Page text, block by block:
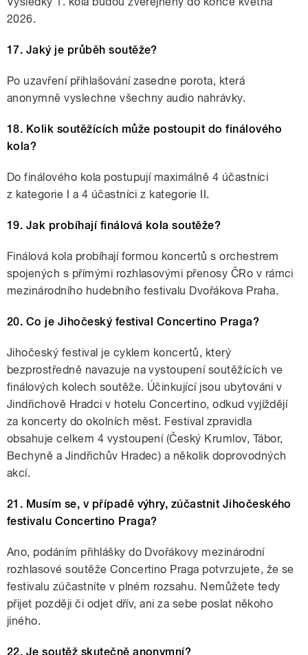
2026.
17. Jaký je průběh soutěže?
Po uzavření přihlašování zasedne porota, která
anonymně vyslechne všechny audio nahrávky.
18. Kolik soutěžících může postoupit do finálového
kola?
Do finálového kola postupují maximálně 4 účastníci
z kategorie I a 4 účastníci z kategorie II.
19. Jak probíhají finálová kola soutěže?
Finálová kola probíhají formou koncertů s orchestrem
spojených s přímými rozhlasovými přenosy ČRo v rámci
mezinárodního hudebního festivalu Dvořákova Praha.
20. Co je Jihočeský festival Concertino Praga?
Jihočeský festival je cyklem koncertů, který
bezprostředně navazuje na vystoupení soutěžících ve
finálových kolech soutěže. Účinkující jsou ubytováni v
Jindřichově Hradci v hotelu Concertino, odkud vyjíždějí
za koncerty do okolních měst. Festival zpravidla
obsahuje celkem 4 vystoupení (Český Krumlov, Tábor,
Bechyně a Jindřichův Hradec) a několik doprovodných
akcí.
21. Musím se, v případě výhry, zúčastnit Jihočeského
festivalu Concertino Praga?
Ano, podáním přihlášky do Dvořákovy mezinárodní
rozhlasové soutěže Concertino Praga potvrzujete, že se
festivalu zúčastníte v plném rozsahu. Nemůžete tedy
přijet později či odjet dřív, ani za sebe poslat někoho
jiného.
22. Je soutěž skutečně anonymní?